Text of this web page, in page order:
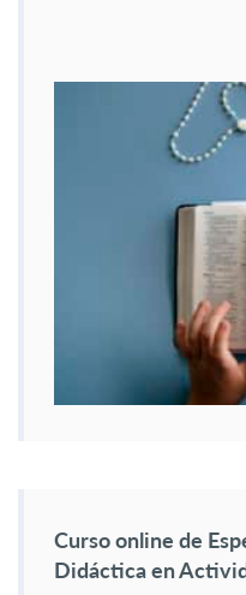
Curso online de
Didáctica en